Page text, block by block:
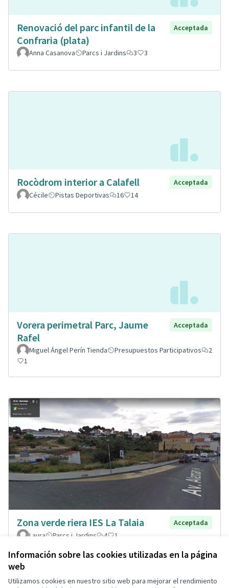
Información sobre las cookies utilizadas en la página
web
Utilizamos cookies en nuestro sitio web para mejorar el rendimiento
Renovació del parc infantil de la
Confraria (plata)
Acceptada
Anna Casanova Parcs i Jardins 3 3
Rocòdrom interior a Calafell
Acceptada
Cécile
Pistas Deportivas 16 14
Vorera perimetral Parc, Jaume
Rafel
Acceptada
Miguel Ángel Perín Tienda Presupuestos Participativos
2
1
Zona verde riera IES La Talaia
Acceptada
Laura
Parcs i Jardins 4 1
Términos y condiciones de uso